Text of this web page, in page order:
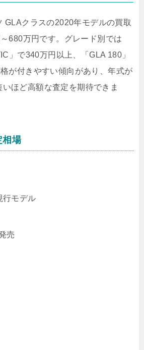
GLAクラスの2020年モデルの買取
680万円です。グレード別では
」で340万円以上、「GLA 180」
が付きやすい傾向があり、年式が
ほど高額な査定を期待できま
相場
行モデル
売